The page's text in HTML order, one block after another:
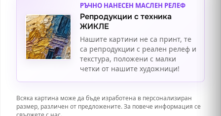
РЪЧНО НАНЕСЕН МАСЛЕН РЕЛЕФ
Репродукции с техника
ЖИКЛЕ
Нашите картини не са принт, те
са репродукции с реален релеф и
текстура, положени с малки
четки от нашите художници!
Всяка картина може да бъде изработена в персонализиран
размер, различен от предложените. За повече информация се